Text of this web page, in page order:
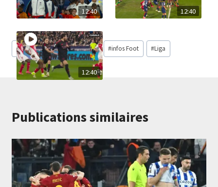
12:40 12:40
12:40
#Atlético Madrid #Getafe #infos Foot #Liga
Publications similaires